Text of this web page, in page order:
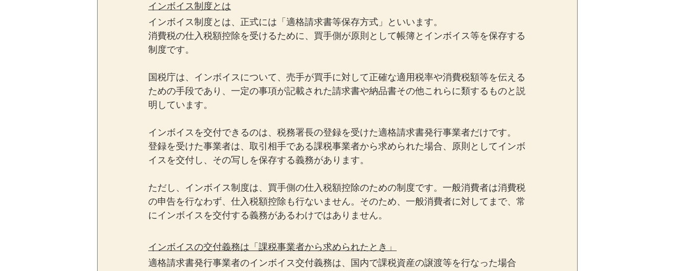
インボイス制度とは
インボイス制度とは、正式には「適格請求書等保存方式」といいます。
消費税の仕入税額控除を受けるために、買手側が原則として帳簿とインボイス等を保存する
制度です。
国税庁は、インボイスについて、売手が買手に対して正確な適用税率や消費税額等を伝える
ための手段であり、一定の事項が記載された請求書や納品書その他これらに類するものと説
明しています。
インボイスを交付できるのは、税務署長の登録を受けた適格請求書発行事業者だけです。
登録を受けた事業者は、取引相手である課税事業者から求められた場合、原則としてインボ
イスを交付し、その写しを保存する義務があります。
ただし、インボイス制度は、買手側の仕入税額控除のための制度です。一般消費者は消費税
の申告を行なわず、仕入税額控除も行ないません。そのため、一般消費者に対してまで、常
にインボイスを交付する義務があるわけではありません。
インボイスの交付義務は「課税事業者から求められたとき」
適格請求書発行事業者のインボイス交付義務は、国内で課税資産の譲渡等を行なった場合